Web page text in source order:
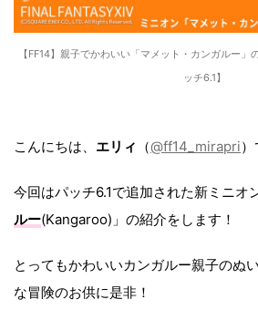
【FF14】親子でかわいい「マメット・カンガルー
ッチ6.1】
こんにちは、 エリィ （@ff14_mirapri）
今回はパッチ6.1で追加された新ミニオ
ルー(Kangaroo)」の紹介をします！
とってもかわいいカンガルー親子のぬ
な冒険のお供に是非！